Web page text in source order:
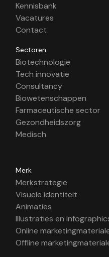
Kennisbank
Vacatures
Contact
Sectoren
Biotechnologie
Tech innovatie
Consultancy
Biowetenschappen
Farmaceutische sector
Gezondheidszorg
Medisch
Merk
Merkstrategie
Visuele identiteit
Animaties
Illustraties en
Online
Offline